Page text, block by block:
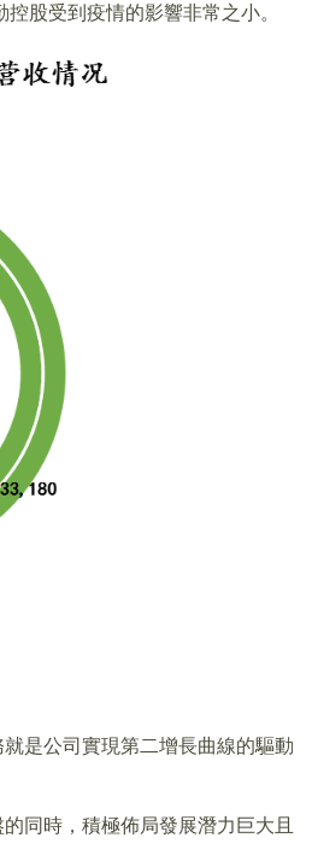
股受到疫情的影響非常之小。
是公司實現第二增長曲線的驅動
同時，積極佈局發展潛力巨大且